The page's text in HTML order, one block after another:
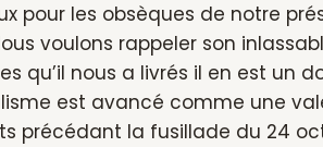
pour les obsèques de notre
voulons rappeler son
qu’il nous a livrés il en est un
est avancé comme une
précédant la fusillade du 24